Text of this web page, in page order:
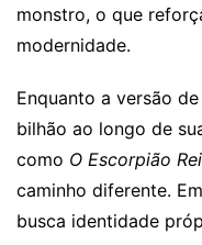
monstro, o que
modernidade.
Enquanto a versão
bilhão ao longo de
como O Escorpião Rei
caminho diferente.
busca identidade